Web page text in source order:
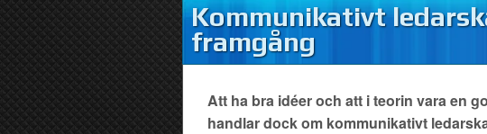
Kommunikativt
framgång
Att ha bra idéer och att i teorin vara en
handlar dock om kommunikativt